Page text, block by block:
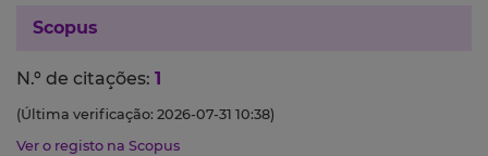
Scopus
N.º de citações: 1
(Última verificação: 2026-07-31 10:38)
Ver o registo na Scopus